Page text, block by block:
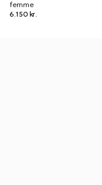
femme
6.150 kr.